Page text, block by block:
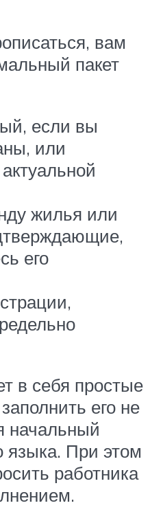
вам
пакет
если вы
или
жилья или
его
в себя простые
его не
начальный
языка. При этом
работника